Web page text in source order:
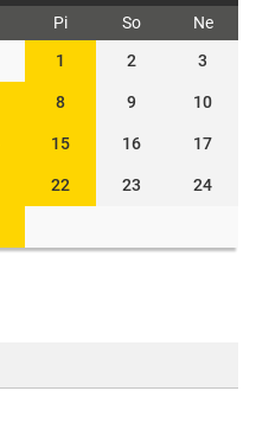
Pi So
Ne
1
2 3
8 9 10
15 16 17
22 23 24